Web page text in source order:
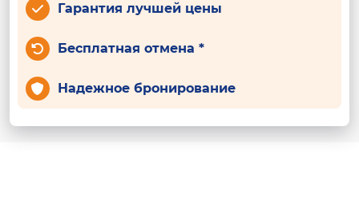
Гарантия лучшей цены
Бесплатная отмена *
Надежное бронирование